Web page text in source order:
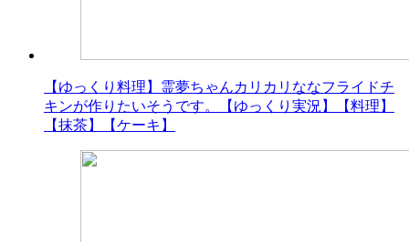
【ゆっくり料理】霊夢ちゃんカリカリななフライドチ
キンが作りたいそうです。【ゆっくり実況】【料理】
【抹茶】【ケーキ】